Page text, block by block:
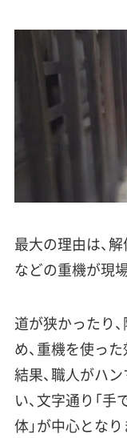
最大の理由は、
などの重機が現
道が狭かったり
め、重機を使っ
結果、職人がハ
い、文字通り「手
体」が中心となり